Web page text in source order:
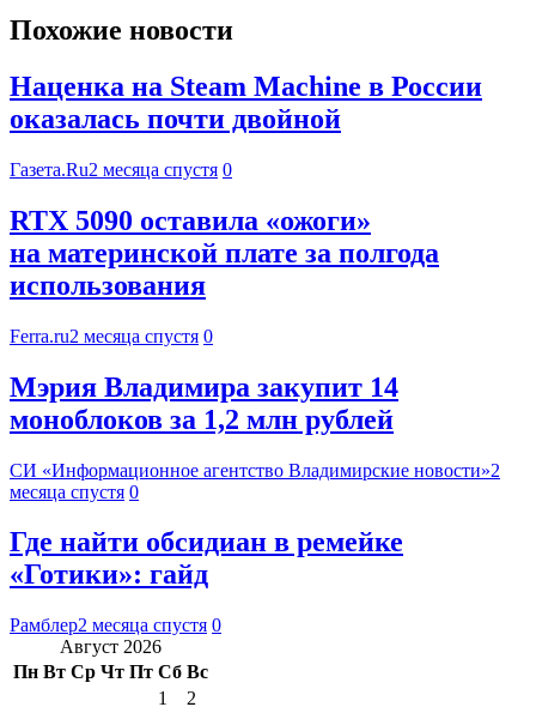
Похожие новости
Наценка на Steam Machine в России
оказалась почти двойной
Газета.Ru2 месяца спустя 0
RTX 5090 оставила «ожоги»
на материнской плате за полгода
использования
Ferra.ru2 месяца спустя 0
Мэрия Владимира закупит 14
моноблоков за 1,2 млн рублей
СИ «Информационное агентство Владимирские новости»2
месяца спустя 0
Где найти обсидиан в ремейке
«Готики»: гайд
Рамблер2 месяца спустя 0
Август 2026
Пн Вт Ср Чт Пт Сб Вс
1
2